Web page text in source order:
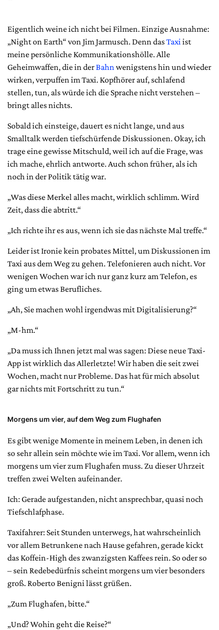
Eigentlich weine ich nicht bei Filmen. Einzige Ausnahme:
„Night on Earth“ von Jim Jarmusch. Denn dasTaxiist
meine persönliche Kom­muni­ka­tions­hölle. Alle
Geheimwaffen, die in derBahnwenigstens hin und wieder
wirken, verpuffen im Taxi. Kopfhörer auf, schlafend
stellen, tun, als würde ich die Sprache nicht verstehen –
bringt alles nichts.
Sobald ich einsteige, dauert es nicht lange, und aus
Smalltalk werden tiefschürfende Diskussionen. Okay, ich
trage eine gewisse Mitschuld, weil ich auf die Frage, was
ich mache, ehrlich antworte. Auch schon früher, als ich
noch in der Politik tätig war.
„Was diese Merkel alles macht, wirklich schlimm. Wird
Zeit, dass die abtritt.“
„Ich richte ihr es aus, wenn ich sie das nächste Mal treffe.“
Leider ist Ironie kein probates Mittel, um Diskussionen im
Taxi aus dem Weg zu gehen. Telefonieren auch nicht. Vor
wenigen Wochen war ich nur ganz kurz am Telefon, es
ging um etwas Berufliches.
„Ah, Sie machen wohl irgendwas mit Digitalisierung?“
„M-hm.“
„Da muss ich Ihnen jetzt mal was sagen: Diese neue Taxi-
App ist wirklich das Allerletzte! Wir haben die seit zwei
Wochen, macht nur Probleme. Das hat für mich absolut
gar nichts mit Fortschritt zu tun.“
Morgens um vier, auf dem Weg zum Flughafen
Es gibt wenige Momente in meinem Leben, in denen ich
so sehr allein sein möchte wie im Taxi. Vor allem, wenn ich
morgens um vier zum Flughafen muss. Zu dieser Uhrzeit
treffen zwei Welten aufeinander.
Ich: Gerade aufgestanden, nicht ansprechbar, quasi noch
Tiefschlafphase.
Taxifahrer: Seit Stunden unterwegs, hat wahrscheinlich
vor allem Betrunkene nach Hause gefahren, gerade kickt
das Koffein-High des zwanzigsten Kaffees rein. So oder so
– sein Redebedürfnis scheint morgens um vier besonders
groß. Roberto Benigni lässt grüßen.
„Zum Flughafen, bitte.“
„Und? Wohin geht die Reise?“